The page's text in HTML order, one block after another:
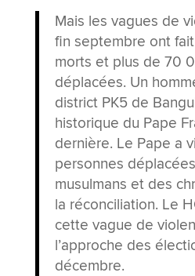
Mais les vagues de
fin septembre ont
morts et plus de 70
déplacées. Un
district PK5 de
historique du Pape
dernière. Le Pape a
personnes
musulmans et des
la réconciliation. Le
cette vague de
l’approche des
décembre.